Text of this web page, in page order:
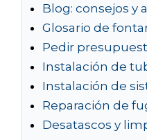
Blog: consejos y
Glosario de
Pedir
Instalación de
Instalación de
Reparación de
Desatascos y